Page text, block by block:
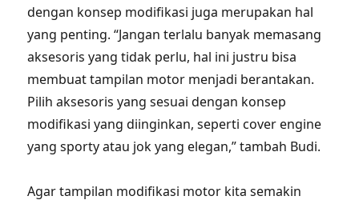
dengan konsep modifikasi juga merupakan hal
yang penting. “Jangan terlalu banyak memasang
aksesoris yang tidak perlu, hal ini justru bisa
membuat tampilan motor menjadi berantakan.
Pilih aksesoris yang sesuai dengan konsep
modifikasi yang diinginkan, seperti cover engine
yang sporty atau jok yang elegan,” tambah Budi.
Agar tampilan modifikasi motor kita semakin